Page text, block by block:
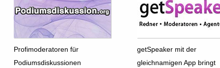
Profimoderatoren für
Podiumsdiskussionen
getSpeaker mit der
gleichnamigen App bringt